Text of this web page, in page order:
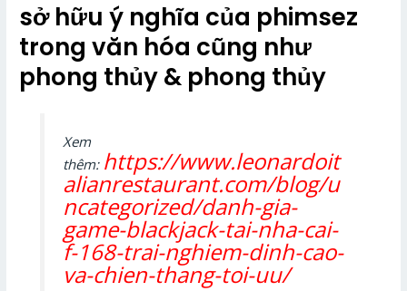
sở hữu ý nghĩa của phimsez
trong văn hóa cũng như
phong thủy & phong thủy
Xem
thêm: https://www.leonardoit
alianrestaurant.com/blog/u
ncategorized/danh-gia-
game-blackjack-tai-nha-cai-
f-168-trai-nghiem-dinh-cao-
va-chien-thang-toi-uu/